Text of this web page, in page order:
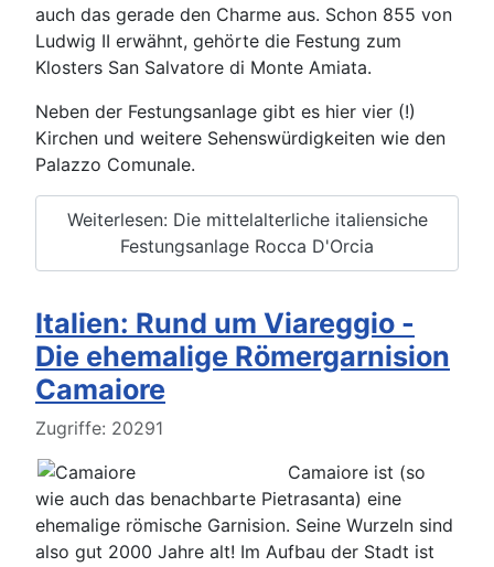
auch das gerade den Charme aus. Schon 855 von
Ludwig II erwähnt, gehörte die Festung zum
Klosters San Salvatore di Monte Amiata.
Neben der Festungsanlage gibt es hier vier (!)
Kirchen und weitere Sehenswürdigkeiten wie den
Palazzo Comunale.
Weiterlesen: Die mittelalterliche italiensiche
Festungsanlage Rocca D'Orcia
Italien: Rund um Viareggio -
Die ehemalige Römergarnision
Camaiore
Details
Zugriffe: 20291
Camaiore ist (so
wie auch das benachbarte Pietrasanta) eine
ehemalige römische Garnision. Seine Wurzeln sind
also gut 2000 Jahre alt! Im Aufbau der Stadt ist